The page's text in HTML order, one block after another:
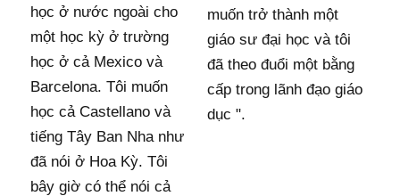
học ở nước ngoài cho
một học kỳ ở trường
học ở cả Mexico và
Barcelona. Tôi muốn
học cả Castellano và
tiếng Tây Ban Nha như
đã nói ở Hoa Kỳ. Tôi
bây giờ có thể nói cả
muốn trở thành một
giáo sư đại học và tôi
đã theo đuổi một bằng
cấp trong lãnh đạo giáo
dục ".